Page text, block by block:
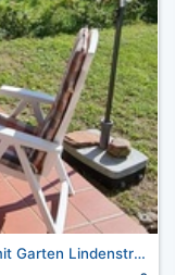
3-Zimmerwohnung+Garten, strandnah mit Garten Lindenstraße 18